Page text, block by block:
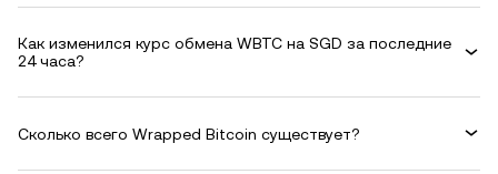
Как изменился курс обмена WBTC на SGD за последние
24 часа?
Сколько всего Wrapped Bitcoin существует?